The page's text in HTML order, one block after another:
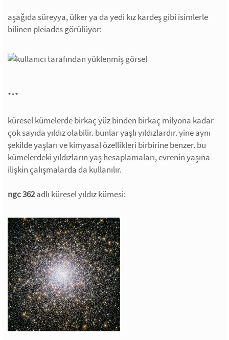
aşağıda süreyya, ülker ya da yedi kız kardeş gibi isimlerle
bilinen pleiades görülüyor:
***
küresel kümelerde birkaç yüz binden birkaç milyona kadar
çok sayıda yıldız olabilir. bunlar yaşlı yıldızlardır. yine aynı
şekilde yaşları ve kimyasal özellikleri birbirine benzer. bu
kümelerdeki yıldızların yaş hesaplamaları, evrenin yaşına
ilişkin çalışmalarda da kullanılır.
ngc 362adlı küresel yıldız kümesi: